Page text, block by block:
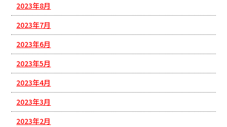
2023年8月
2023年7月
2023年6月
2023年5月
2023年4月
2023年3月
2023年2月